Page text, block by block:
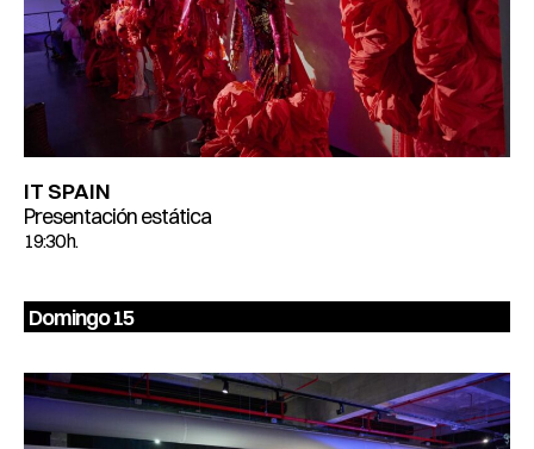
IT SPAIN
Presentación estática
19:30 h.
Domingo 15